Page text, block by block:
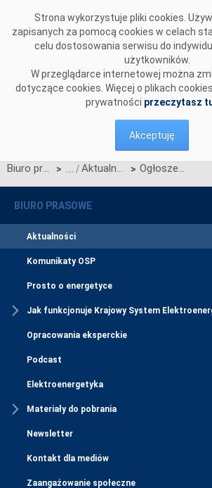
Strona wykorzystuje pliki cookies.
zapisanych za pomocą cookies w celach
celu dostosowania serwisu do
użytkowników.
W przeglądarce internetowej można
dotyczące cookies. Więcej o plikach
prywatności przeczytasz
Akceptuję
Biuro prasowe > Aktualności > Ogłoszenie wstępnych wyników aukcji dodatkowych na poszczególne kwartały roku dostaw 2022
BIURO PRASOWE
Aktualności
Komunikaty OSP
Prosto o energetyce
Jak funkcjonuje Krajowy System
Opracowania eksperckie
Podcast
Elektroenergetyka
Materiały do pobrania
Newsletter
Kontakt dla mediów
Zaangażowanie społeczne